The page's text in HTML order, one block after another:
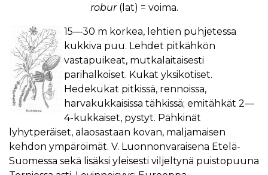
robur(lat) = voima.
15—30 m korkea, lehtien puhjetessa
kukkiva puu. Lehdet pitkähkön
vastapuikeat, mutkalaitaisesti
parihalkoiset. Kukat yksikotiset.
Hedekukat pitkissä, rennoissa,
harvakukkaisissa tähkissä; emitähkät 2—
4-kukkaiset, pystyt. Pähkinät
lyhytperäiset, alaosastaan kovan, maljamaisen
kehdon ympäröimät. V. Luonnonvaraisena Etelä-
Suomessa sekä lisäksi yleisesti viljeltynä puistopuuna